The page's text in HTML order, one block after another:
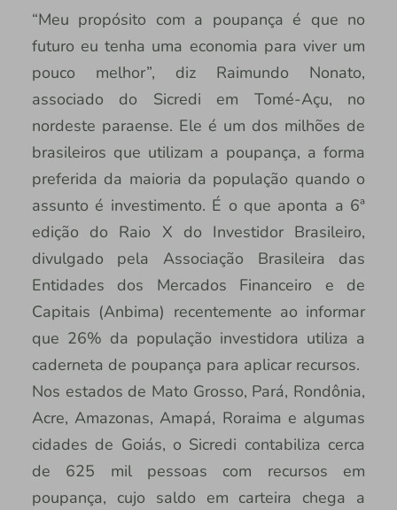
“Meu propósito com a poupança é que no
futuro eu tenha uma economia para viver um
pouco melhor”, diz Raimundo Nonato,
associado do Sicredi em Tomé-Açu, no
nordeste paraense. Ele é um dos milhões de
brasileiros que utilizam a poupança, a forma
preferida da maioria da população quando o
assunto é investimento. É o que aponta a 6ª
edição do Raio X do Investidor Brasileiro,
divulgado pela Associação Brasileira das
Entidades dos Mercados Financeiro e de
Capitais (Anbima) recentemente ao informar
que 26% da população investidora utiliza a
caderneta de poupança para aplicar recursos.
Nos estados de Mato Grosso, Pará, Rondônia,
Acre, Amazonas, Amapá, Roraima e algumas
cidades de Goiás, o Sicredi contabiliza cerca
de 625 mil pessoas com recursos em
poupança, cujo saldo em carteira chega a